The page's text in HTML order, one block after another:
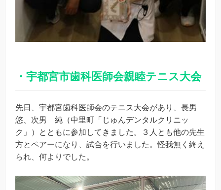
・宇都宮市歯科医師会親睦テニス大会
先日、宇都宮歯科医師会のテニス大会があり、長男
悠、次男 純（中里町「じゅんデンタルクリニッ
ク」）とともに参加してきました。３人とも他の先生
方とペアーになり、試合を行いました。怪我無く終え
られ、何よりでした。